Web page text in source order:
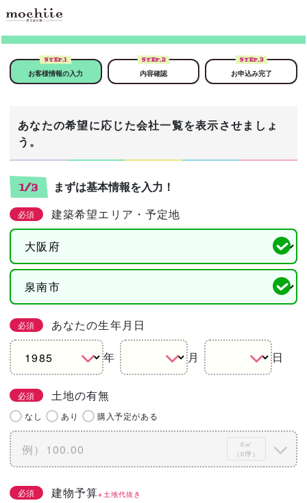
STEP.1
お客様情報の入力
STEP.2
内容確認
STEP.3
お申込み完了
あなたの希望に応じた会社一覧を表示させましょ
う。
1/3 まずは基本情報を入力！
必須 建築希望エリア・予定地
必須 あなたの生年月日
年 月 日
必須 土地の有無
なし あり 購入予定がある
0㎡
（0坪）
必須 建物予算※土地代抜き